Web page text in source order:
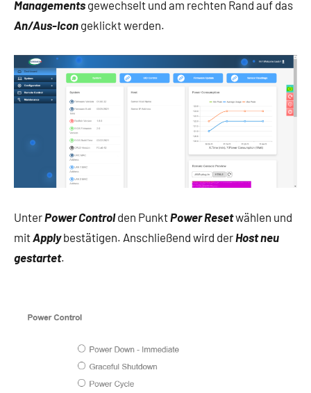
Managements gewechselt und am rechten Rand auf das
An/Aus-Icon geklickt werden.
UnterPower Controlden PunktPower Resetwählen und
mitApplybestätigen. Anschließend wird derHost neu
gestartet.